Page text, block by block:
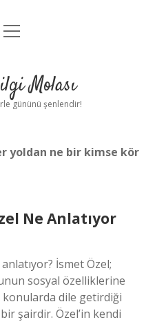
Uyarı
menüyü
Molası
gününü şenlendir!
yoldan ne bir kimse kör
Ne Anlatıyor
İsmet Özel;
sosyal özelliklerine
dile getirdiği
şairdir. Özel’in kendi